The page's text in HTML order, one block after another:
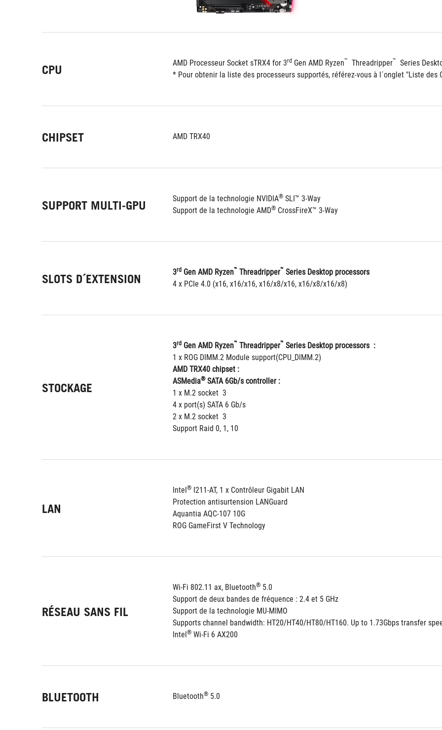
CPU AMD Processeur Socket sTRX4 for 3rd Gen AMD Ryzen™
  Threadripper
™
Series
* Pour obtenir la liste des processeurs supportés, référez-vous à l´onglet "Liste des
CHIPSET AMD TRX40
SUPPORT MULTI-GPU Support de la technologie NVIDIA® SLI™ 3-Way
Support de la technologie AMD® CrossFireX™ 3-Way
SLOTS D´EXTENSION 3rd Gen AMD Ryzen™ Threadripper™ Series Desktop processors
4 x PCIe 4.0 (x16, x16/x16, x16/x8/x16, x16/x8/x16/x8)
STOCKAGE
3rd Gen AMD Ryzen™ Threadripper™ Series Desktop processors  :
1 x ROG DIMM.2 Module support(CPU_DIMM.2)
AMD TRX40 chipset :
ASMedia® SATA 6Gb/s controller :
1 x M.2 socket  3
4 x port(s) SATA 6 Gb/s
2 x M.2 socket  3
Support Raid 0, 1, 10
LAN
Intel® I211-AT, 1 x Contrôleur Gigabit LAN
Protection antisurtension LANGuard
Aquantia AQC-107 10G
ROG GameFirst V Technology
RÉSEAU SANS FIL
Wi-Fi 802.11 ax, Bluetooth® 5.0
Support de deux bandes de fréquence : 2.4 et 5 GHz
Support de la technologie MU-MIMO
Supports channel bandwidth: HT20/HT40/HT80/HT160. Up to 1.73Gbps transfer
Intel® Wi-Fi 6 AX200
BLUETOOTH Bluetooth® 5.0